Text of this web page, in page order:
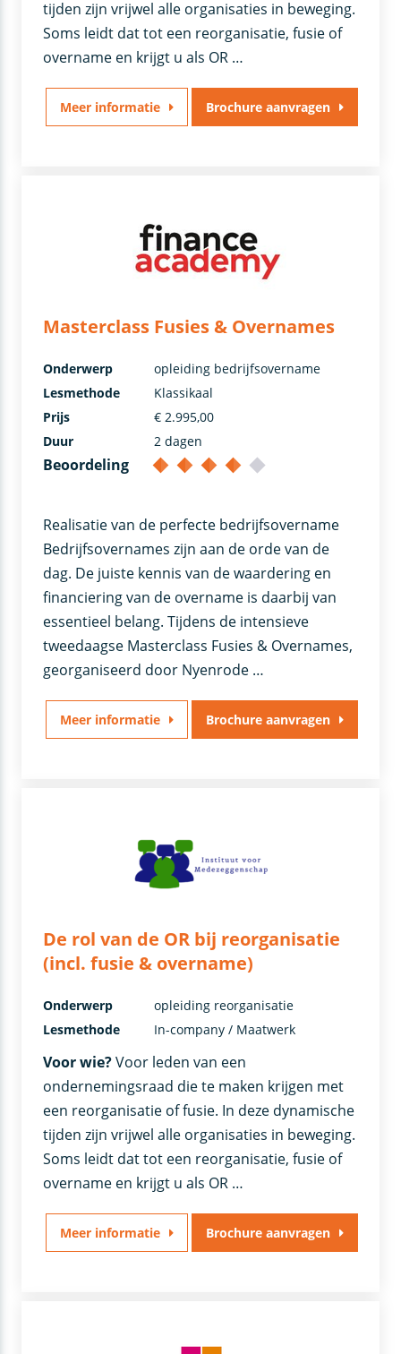
tijden zijn vrijwel alle organisaties in beweging.
Soms leidt dat tot een reorganisatie, fusie of
overname en krijgt u als OR …
Meer informatie Brochure aanvragen
Masterclass Fusies & Overnames
Realisatie van de perfecte bedrijfsovername
Bedrijfsovernames zijn aan de orde van de
dag. De juiste kennis van de waardering en
financiering van de overname is daarbij van
essentieel belang. Tijdens de intensieve
tweedaagse Masterclass Fusies & Overnames,
georganiseerd door Nyenrode …
Onderwerp
opleiding bedrijfsovername
Lesmethode
Klassikaal
Prijs
€ 2.995,00
Duur
2 dagen
Beoordeling
Meer informatie Brochure aanvragen
De rol van de OR bij reorganisatie
(incl. fusie & overname)
Voor wie?Voor leden van een
ondernemingsraad die te maken krijgen met
een reorganisatie of fusie. In deze dynamische
tijden zijn vrijwel alle organisaties in beweging.
Soms leidt dat tot een reorganisatie, fusie of
overname en krijgt u als OR …
Onderwerp
opleiding reorganisatie
Lesmethode
In-company / Maatwerk
Meer informatie Brochure aanvragen